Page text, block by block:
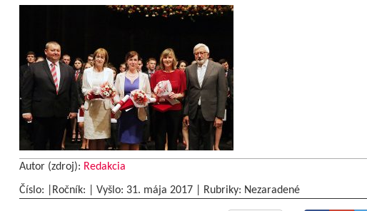
Autor (zdroj): Redakcia
Číslo: |Ročník: | Vyšlo: 31. mája 2017| Rubriky: Nezaradené